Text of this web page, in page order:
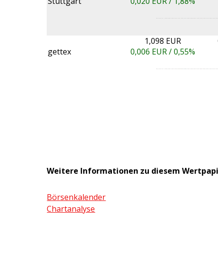
gettex
1,098 EUR
0,006 EUR /0,55%
Weitere Informationen zu diesem
Börsenkalender
Chartanalyse